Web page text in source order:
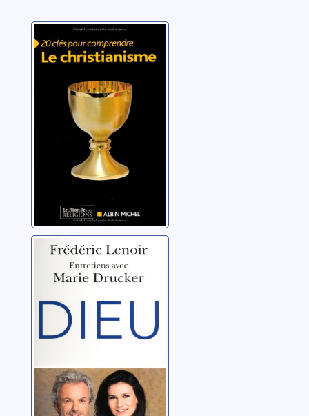
Le christianisme
Collectif
Dieu: entretiens
avec Marie
Drucker
Lenoir, Frédéric